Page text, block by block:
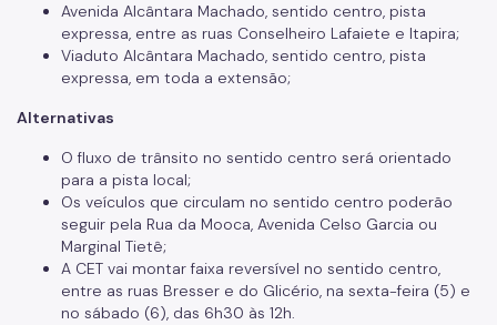
Avenida Alcântara Machado, sentido centro, pista
expressa, entre as ruas Conselheiro Lafaiete e Itapira;
Viaduto Alcântara Machado, sentido centro, pista
expressa, em toda a extensão;
Alternativas
O fluxo de trânsito no sentido centro será orientado
para a pista local;
Os veículos que circulam no sentido centro poderão
seguir pela Rua da Mooca, Avenida Celso Garcia ou
Marginal Tietê;
A CET vai montar faixa reversível no sentido centro,
entre as ruas Bresser e do Glicério, na sexta-feira (5) e
no sábado (6), das 6h30 às 12h.